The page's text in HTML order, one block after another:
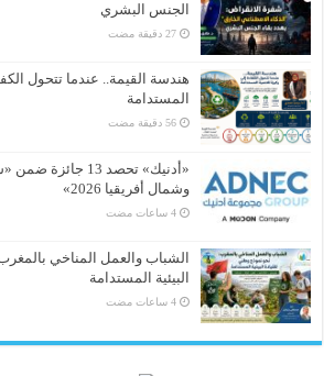
الجنس البشري
هندسة القيمة.. عندما تتحول
المستدامة
«أدنيك» تحصد 13
وشمال أفريقيا 2026»
الشباب والعمل المناخي
البيئية المستدامة